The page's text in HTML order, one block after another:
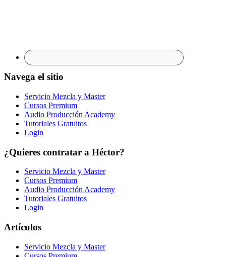
Navega el sitio
Servicio Mezcla y Master
Cursos Premium
Audio Producción Academy
Tutoriales Gratuitos
Login
¿Quieres contratar a Héctor?
Servicio Mezcla y Master
Cursos Premium
Audio Producción Academy
Tutoriales Gratuitos
Login
Artículos
Servicio Mezcla y Master